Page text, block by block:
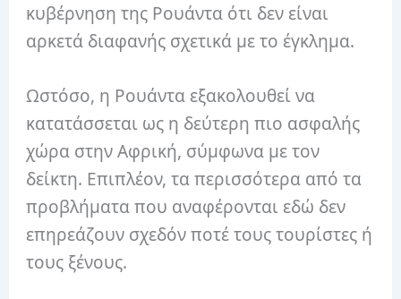
κυβέρνηση της Ρουάντα ότι δεν είναι
αρκετά διαφανής σχετικά με το έγκλημα.
Ωστόσο, η Ρουάντα εξακολουθεί να
κατατάσσεται ως η δεύτερη πιο ασφαλής
χώρα στην Αφρική, σύμφωνα με τον
δείκτη. Επιπλέον, τα περισσότερα από τα
προβλήματα που αναφέρονται εδώ δεν
επηρεάζουν σχεδόν ποτέ τους τουρίστες ή
τους ξένους.